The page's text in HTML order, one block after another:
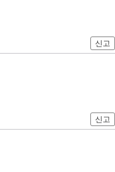
신고
신고